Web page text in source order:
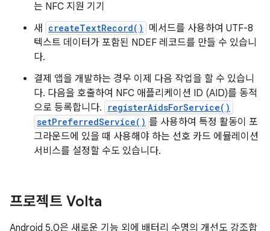
는 NFC 지원 기기
새
createTextRecord()
메서드를 사용하여 UTF-8
텍스트 데이터가 포함된 NDEF 레코드를 만들 수 있습니
다.
결제 앱을 개발하는 경우 이제 다음 작업을 할 수 있습니
다. 다음을 호출하여 NFC 애플리케이션 ID (AID)를 동적
으로 등록합니다.
registerAidsForService()
setPreferredService() 를 사용하여 특정 활동이 포
그라운드에 있을 때 사용해야 하는 선호 카드 에뮬레이션
서비스를 설정할 수도 있습니다.
프로젝트 Volta
Android 5.0은 새로운 기능 외에 배터리 수명의 개선도 강조합